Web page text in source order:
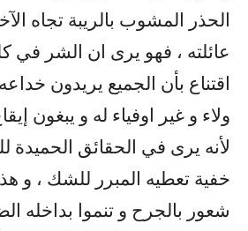
الحذر المشوب بالريبة تجاه
عائلته ، فهو يرى ان الشر في
اقتناع بأن الجميع يريدون
ولاء و غير اوفياء له و يبغون
لأنه يرى في الحقائق الحميدة
خفية تعطيه المبرر للشك ، و
شعور بالجرح و تنموا بداخله